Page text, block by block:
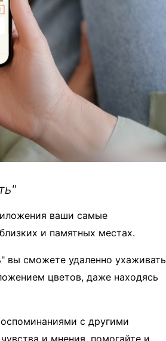
ваши самые
и памятных местах.
вы сможете удаленно ухаживать
цветов, даже находясь
с другими
и мнения, помогайте и